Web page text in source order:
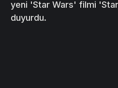
yeni 'Star Wars' filmi
duyurdu.